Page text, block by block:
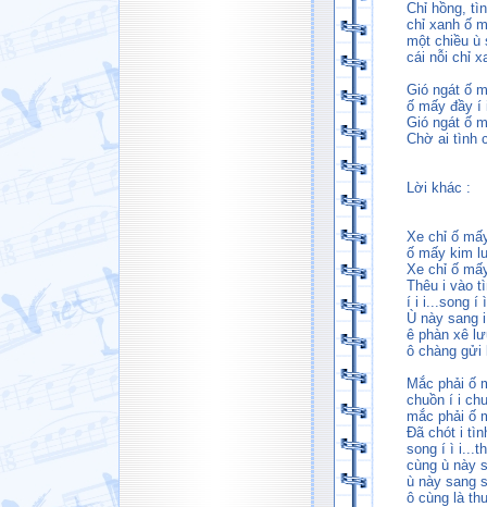
Chỉ hồng,
chỉ xanh ố
một chiều ù
cái nỗi chỉ
Gió ngát ố
ố mấy đầy í
Gió ngát ố
Chờ ai tình
Lời khác :
Xe chỉ ố
ố mấy kim
Xe chỉ ố
Thêu i vào
í i i...song í
Ù này sang
ê phàn xê
ô chàng gửi
Mắc phải ố
chuồn í i
mắc phải ố
Đã chót i
song í ì
cùng ù này
ù này sang
ô cùng là